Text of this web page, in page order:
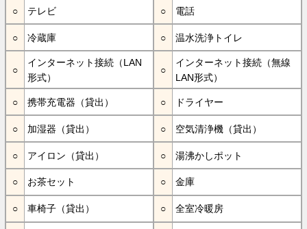
テレビ 電話
冷蔵庫 温水洗浄トイレ
インターネット接続（LAN
形式）
インターネット接続（無線
LAN形式）
携帯充電器（貸出） ドライヤー
加湿器（貸出） 空気清浄機（貸出）
アイロン（貸出） 湯沸かしポット
お茶セット 金庫
車椅子（貸出） 全室冷暖房